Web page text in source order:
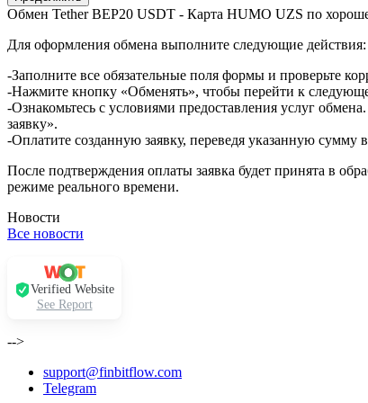
Обмен Tether BEP20 USDT - Карта HUMO UZS по
Для оформления обмена выполните следующие действия:
-Заполните все обязательные поля формы и проверьте
-Нажмите кнопку «Обменять», чтобы перейти к
-Ознакомьтесь с условиями предоставления услуг
заявку».
-Оплатите созданную заявку, переведя указанную сумму
После подтверждения оплаты заявка будет принята в
режиме реального времени.
Новости
Все новости
Verified Website
See Report
-->
support@finbitflow.com
Telegram